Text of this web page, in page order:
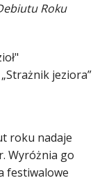
Roku
jeziora”
roku nadaje
Wyróżnia go
festiwalowe